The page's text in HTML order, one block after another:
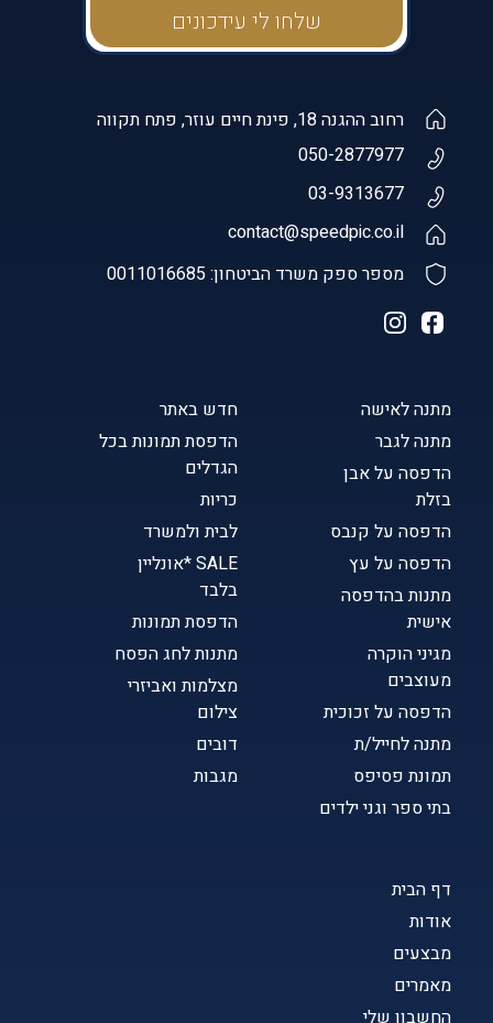
דף הבית
אודות
מבצעים
מאמרים
החשבון שלי
מתנה לאישה
מתנה לגבר
הדפסה על אבן
בזלת
הדפסה על קנבס
הדפסה על עץ
מתנות בהדפסה
אישית
מגיני הוקרה
מעוצבים
הדפסה על זכוכית
מתנה לחייל/ת
תמונת פסיפס
בתי ספר וגני ילדים
חדש באתר
הדפסת תמונות בכל
הגדלים
כריות
לבית ולמשרד
SALE *אונליין
בלבד
הדפסת תמונות
מתנות לחג הפסח
מצלמות ואביזרי
צילום
דובים
מגבות
רחוב ההגנה 18, פינת חיים עוזר, פתח תקווה
050-2877977
03-9313677
contact@speedpic.co.il
מספר ספק משרד הביטחון: 0011016685